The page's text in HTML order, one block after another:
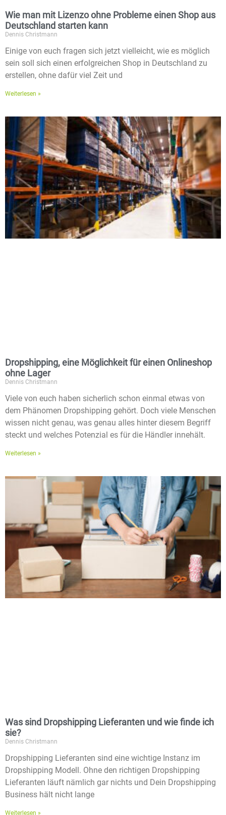
Wie man mit Lizenzo ohne Probleme einen Shop aus
Deutschland starten kann
Dennis Christmann
Einige von euch fragen sich jetzt vielleicht, wie es möglich
sein soll sich einen erfolgreichen Shop in Deutschland zu
erstellen, ohne dafür viel Zeit und
Weiterlesen »
Dropshipping, eine Möglichkeit für einen Onlineshop
ohne Lager
Dennis Christmann
Viele von euch haben sicherlich schon einmal etwas von
dem Phänomen Dropshipping gehört. Doch viele Menschen
wissen nicht genau, was genau alles hinter diesem Begriff
steckt und welches Potenzial es für die Händler innehält.
Weiterlesen »
Was sind Dropshipping Lieferanten und wie finde ich
sie?
Dennis Christmann
Dropshipping Lieferanten sind eine wichtige Instanz im
Dropshipping Modell. Ohne den richtigen Dropshipping
Lieferanten läuft nämlich gar nichts und Dein Dropshipping
Business hält nicht lange
Weiterlesen »